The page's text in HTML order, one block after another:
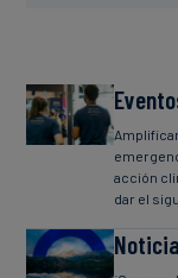
acción
dar el